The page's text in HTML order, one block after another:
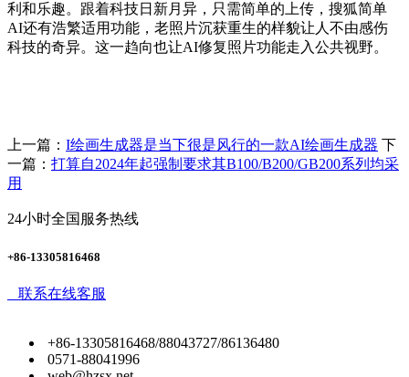
利和乐趣。跟着科技日新月异，只需简单的上传，搜狐简单
AI还有浩繁适用功能，老照片沉获重生的样貌让人不由感伤
科技的奇异。这一趋向也让AI修复照片功能走入公共视野。
上一篇： I绘画生成器是当下很是风行的一款AI绘画生成器 下
一篇： 打算自2024年起强制要求其B100/B200/GB200系列均采
用
24小时全国服务热线
+86-13305816468
联系在线客服
+86-13305816468/88043727/86136480
0571-88041996